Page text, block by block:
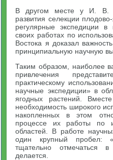
В другом месте у И. В.
развития селекции
регулярные экспедиции
своих работах по
Востока я доказал
принципиальную научную
Таким образом, наиболее
привлечения
практическому
научные экспедиции» в
ягодных растений.
необходимость широкого
накопленных в этом
процессе их работы по
областей. В работе
один крупный пробел:
тщательно отмечаться
делается.